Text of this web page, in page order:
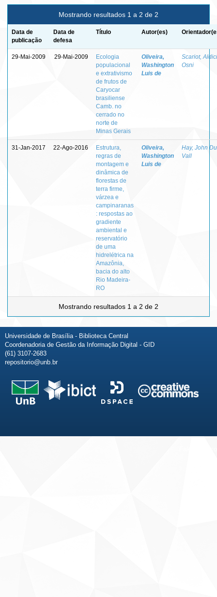
Mostrando resultados 1 a 2 de 2
Data de
publicação
Data de
defesa
Título Autor(es)
29-Mai-2009 29-Mai-2009
Ecologia
populacional
e extrativismo
de frutos de
Caryocar
brasiliense
Camb. no
cerrado no
norte de
Minas Gerais
Oliveira,
Washington
Luis de
Scariot,
Osni
31-Jan-2017 22-Ago-2016
Estrutura,
regras de
montagem e
dinâmica de
florestas de
terra firme,
várzea e
campinaranas
: respostas ao
gradiente
ambiental e
reservatório
de uma
hidrelétrica na
Amazônia,
bacia do alto
Rio Madeira-
RO
Oliveira,
Washington
Luis de
Hay, John Du
Vall
Mostrando resultados 1 a 2 de 2
Universidade de Brasília - Biblioteca Central
Coordenadoria de Gestão da Informação Digital - GID
(61) 3107-2683
repositorio@unb.br